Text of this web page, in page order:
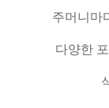
주머니마
다양한